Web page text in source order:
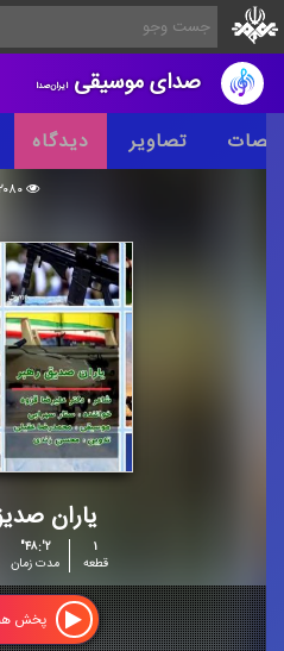
صدای موسیقیایران‌صدا
تصاویر دیدگاه
یاران
۱
قطعه
۲':۴۸"
مدت زمان
پخش